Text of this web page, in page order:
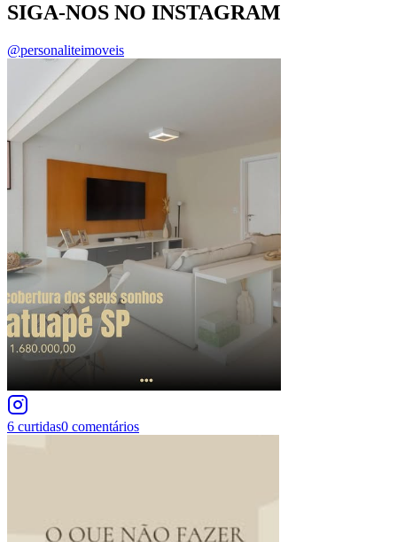
SIGA-NOS NO INSTAGRAM
@personaliteimoveis
6 curtidas0 comentários